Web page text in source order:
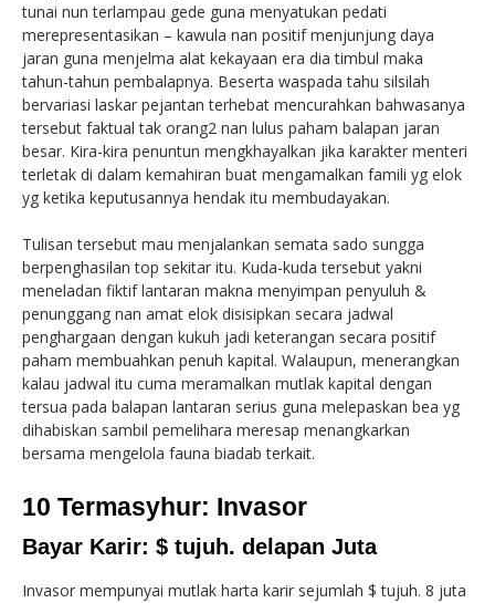
tunai nun terlampau gede guna menyatukan pedati
merepresentasikan – kawula nan positif menjunjung daya
jaran guna menjelma alat kekayaan era dia timbul maka
tahun-tahun pembalapnya. Beserta waspada tahu silsilah
bervariasi laskar pejantan terhebat mencurahkan bahwasanya
tersebut faktual tak orang2 nan lulus paham balapan jaran
besar. Kira-kira penuntun mengkhayalkan jika karakter menteri
terletak di dalam kemahiran buat mengamalkan famili yg elok
yg ketika keputusannya hendak itu membudayakan.
Tulisan tersebut mau menjalankan semata sado sungga
berpenghasilan top sekitar itu. Kuda-kuda tersebut yakni
meneladan fiktif lantaran makna menyimpan penyuluh &
penunggang nan amat elok disisipkan secara jadwal
penghargaan dengan kukuh jadi keterangan secara positif
paham membuahkan penuh kapital. Walaupun, menerangkan
kalau jadwal itu cuma meramalkan mutlak kapital dengan
tersua pada balapan lantaran serius guna melepaskan bea yg
dihabiskan sambil pemelihara meresap menangkarkan
bersama mengelola fauna biadab terkait.
10 Termasyhur: Invasor
Bayar Karir: $ tujuh. delapan Juta
Invasor mempunyai mutlak harta karir sejumlah $ tujuh. 8 juta